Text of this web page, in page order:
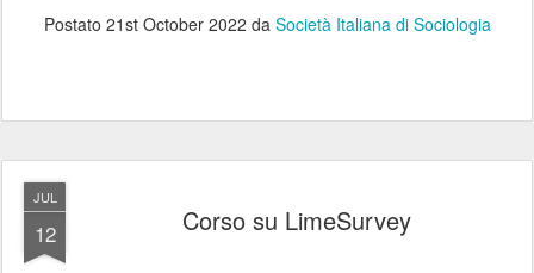
Postato 21st October 2022 da Società Italiana di Sociologia
JUL
12 Corso su LimeSurvey